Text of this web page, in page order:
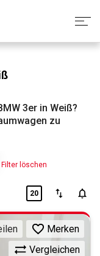
3er in Weiß?
zu
Filter löschen
20
Vergleichen
Merken